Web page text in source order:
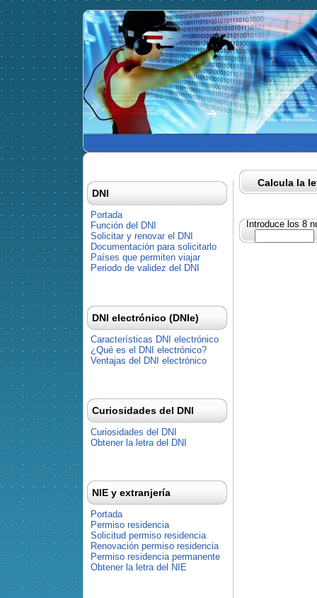
Calcula la
Introduce los 8
DNI
Portada
Función del DNI
Solicitar y renovar el DNI
Documentación para solicitarlo
Países que permiten viajar
Periodo de validez del DNI
DNI electrónico (DNIe)
Características DNI electrónico
¿Qué es el DNI electrónico?
Ventajas del DNI electrónico
Curiosidades del DNI
Curiosidades del DNI
Obtener la letra del DNI
NIE y extranjería
Portada
Permiso residencia
Solicitud permiso residencia
Renovación permiso residencia
Permiso residencia permanente
Obtener la letra del NIE